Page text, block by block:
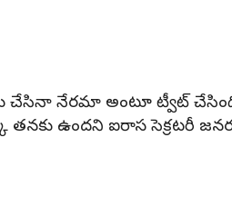
చేసినా నేరమా అంటూ ట్వీట్
తనకు ఉందని ఐరాస సెక్రటరీ